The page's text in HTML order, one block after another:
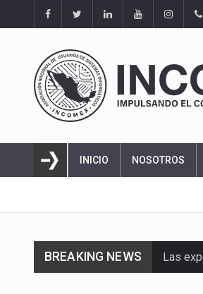
INICIO NOSOTROS
BREAKING NEWS Las